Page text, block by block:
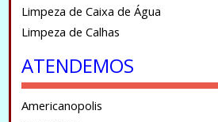
Limpeza de Caixa de Água
Limpeza de Calhas
ATENDEMOS
Americanopolis